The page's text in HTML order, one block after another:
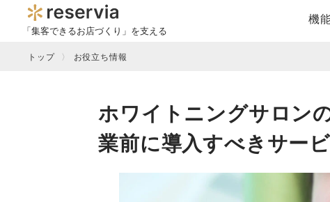
「集客できるお店づくり」を支える
機
トップ お役立ち情報
ホワイトニングサロン
業前に導入すべきサー